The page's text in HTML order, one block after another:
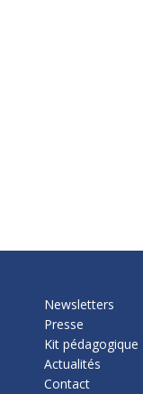
Newsletters
Presse
Kit pédagogique
Actualités
Contact